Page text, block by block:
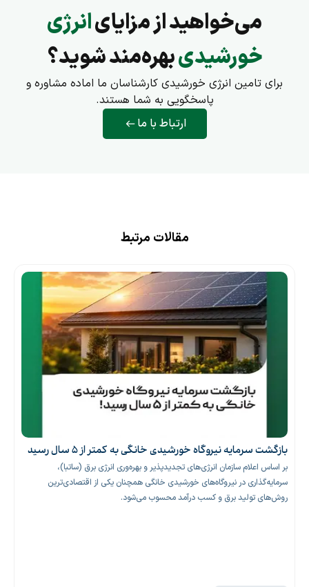
می‌خواهید از مزایایانرژی
خورشیدیبهره‌مند شوید؟
برای تامین انرژی خورشیدی کارشناسان ما اماده مشاوره و
پاسخگویی به شما هستند.
ارتباط با ما
مقالات مرتبط
بازگشت سرمایه نیروگاه خورشیدی خانگی به کمتر از ۵ سال رسید
بر اساس اعلام سازمان انرژی‌های تجدیدپذیر و بهره‌وری انرژی برق (ساتبا)،
سرمایه‌گذاری در نیروگاه‌های خورشیدی خانگی همچنان یکی از اقتصادی‌ترین
روش‌های تولید برق و کسب درآمد محسوب می‌شود.